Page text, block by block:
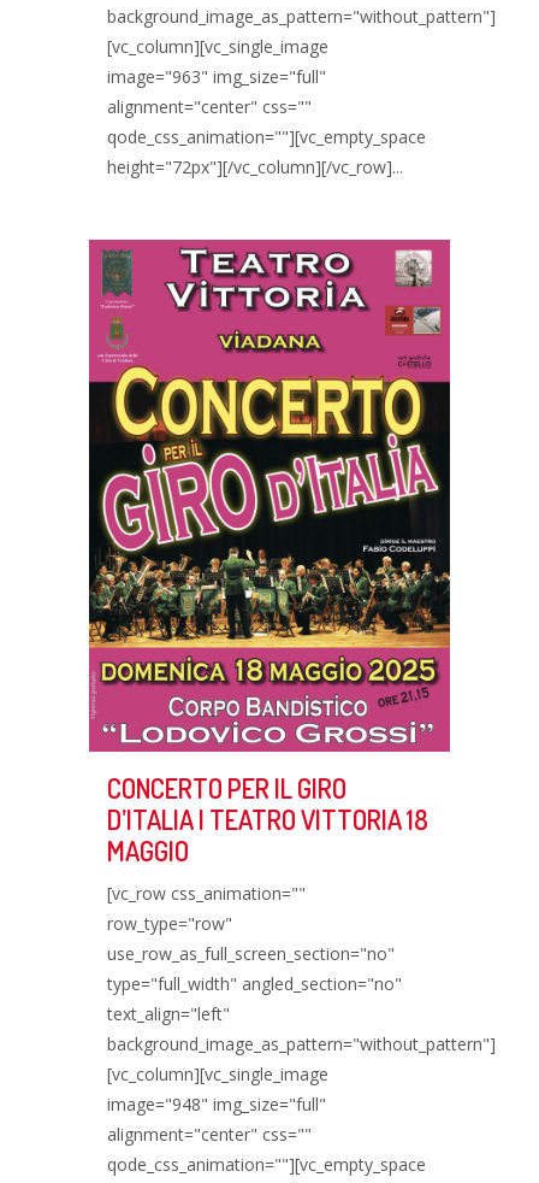
background_image_as_pattern="without_pattern"]
[vc_column][vc_single_image
image="963" img_size="full"
alignment="center" css=""
qode_css_animation=""][vc_empty_space
height="72px"][/vc_column][/vc_row]...
CONCERTO PER IL GIRO
D’ITALIA | TEATRO VITTORIA 18
MAGGIO
[vc_row css_animation=""
row_type="row"
use_row_as_full_screen_section="no"
type="full_width" angled_section="no"
text_align="left"
background_image_as_pattern="without_pattern"]
[vc_column][vc_single_image
image="948" img_size="full"
alignment="center" css=""
qode_css_animation=""][vc_empty_space